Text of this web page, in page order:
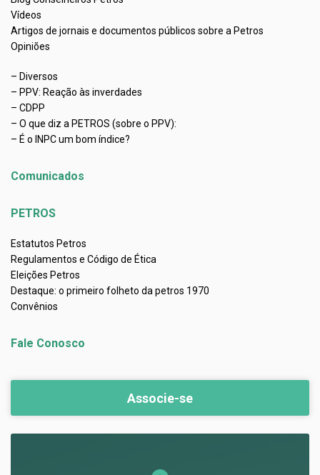
Vídeos
Artigos de jornais e documentos públicos sobre a Petros
Opiniões
– Diversos
– PPV: Reação às inverdades
– CDPP
– O que diz a PETROS (sobre o PPV):
– É o INPC um bom índice?
Comunicados
PETROS
Estatutos Petros
Regulamentos e Código de Ética
Eleições Petros
Destaque: o primeiro folheto da petros 1970
Convênios
Fale Conosco
Associe-se